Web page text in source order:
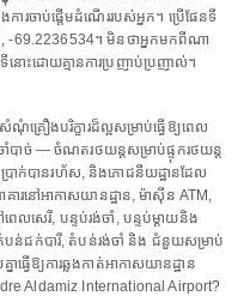
រចាប់ផ្តើមដំណើររបស់អ្នក។ ប្រើផែនទី
-69.2236534។ មិនថាអ្នកមកពីណា
ោះដោយគ្មានការប្រញាប់ប្រញាល់។
រឿងបរិក្ខារដ៏ល្អសម្រាប់ធ្វើឱ្យពេល
ាំបាច់ — ចំណតរថយន្តសម្រាប់ផ្ទុករថយន្ត
រាក់បានរហ័ស, និងភោជនីយដ្ឋានដែល
ារនៅអាកាសយានដ្ឋាន, ម៉ាស៊ីន ATM,
លសេរី, បន្ទប់រង់ចាំ, បន្ទប់ម្តាយនិង
ន់ជក់បារី, តំបន់រង់ចាំ និង ជំនួយសម្រាប់
ធ្វើឱ្យការឆ្លងកាត់អាកាសយានដ្ឋាន
Aldamiz International Airport?